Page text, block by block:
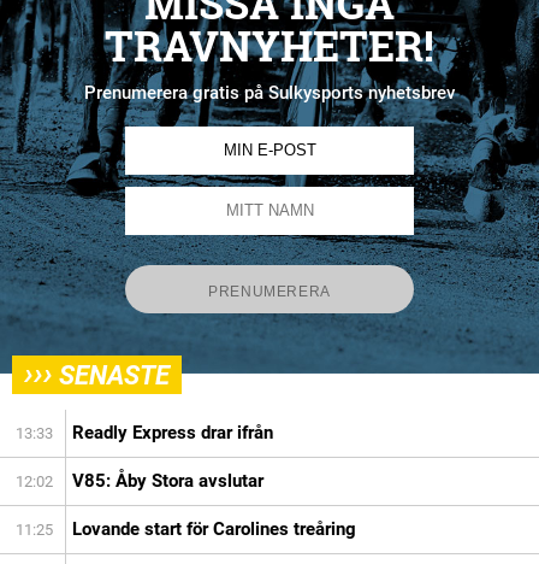
TRAVNYHETER!
Prenumerera gratis på Sulkysports nyhetsbrev
››› SENASTE
13:33 Readly Express drar ifrån
12:02 V85: Åby Stora avslutar
11:25 Lovande start för Carolines treåring